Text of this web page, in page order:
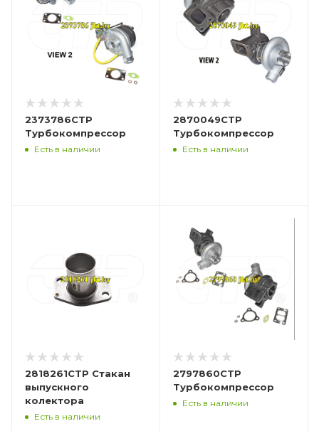
2373786CTP
Турбокомпрессор
Есть в наличии
2870049CTP
Турбокомпрессор
Есть в наличии
2818261CTP Стакан
выпускного
колектора
Есть в наличии
2797860CTP
Турбокомпрессор
Есть в наличии